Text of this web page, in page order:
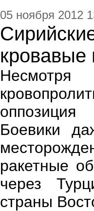
05 ноября 2012
кровавые
Боевики
ракетные
через
страны